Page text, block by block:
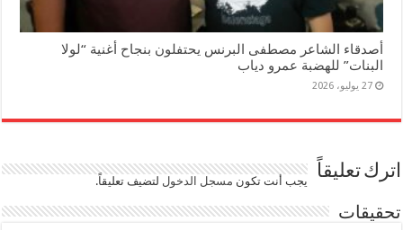
أصدقاء الشاعر مصطفى البرنس يحتفلون بنجاح أغنية “لولا
البنات” للهضبة عمرو دياب
27 يوليو، 2026
اترك تعليقاً يجب أنت تكون مسجل الدخول لتضيف تعليقاً.
تحقيقات